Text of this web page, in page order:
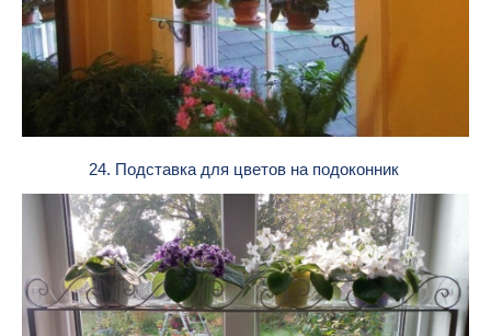
24. Подставка для цветов на подоконник